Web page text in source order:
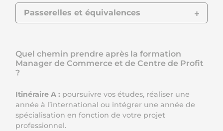
Passerelles et équivalences
Quel chemin prendre après la formation
Manager de Commerce et de Centre de Profit
?
Itinéraire A : poursuivre vos études, réaliser une
année à l’international ou intégrer une année de
spécialisation en fonction de votre projet
professionnel.